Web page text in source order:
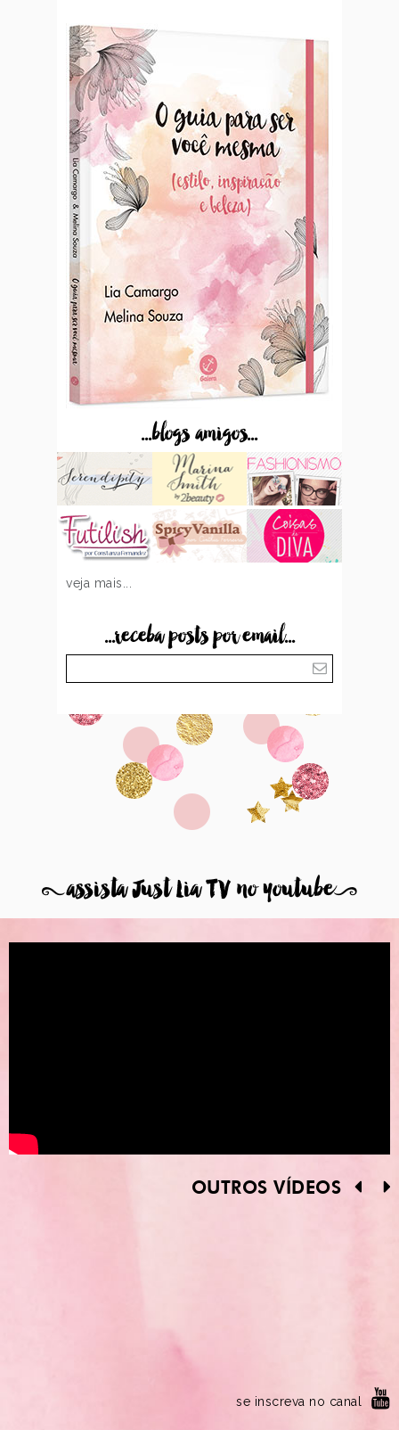
...blogs amigos...
veja mais...
...receba posts por email...
8assista Just Lia TV no youtube9
OUTROS VÍDEOS
se inscreva no canal